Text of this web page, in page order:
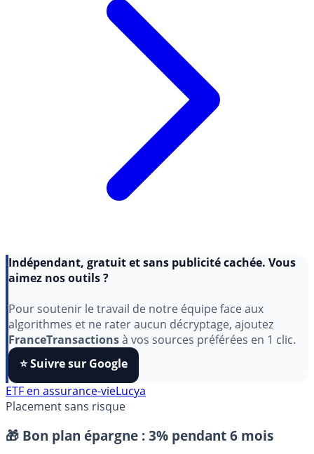
aimez nos outils ?
Pour soutenir le travail de notre équipe face aux
algorithmes et ne rater aucun décryptage, ajoutez
FranceTransactionsà vos sources préférées en 1 clic.
⭐️ Suivre sur Google
ETF en assurance-vie
Placement sans risque